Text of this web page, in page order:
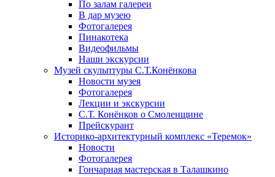
По залам галереи
В дар музею
Фотогалерея
Пинакотека
Видеофильмы
Наши экскурсии
Музей скульптуры С.Т.Конёнкова
Новости музея
Фотогалерея
Лекции и экскурсии
С.Т. Конёнков о Смоленщине
Прейскурант
Историко-архитектурный комплекс «Теремок»
Новости
Фотогалерея
Гончарная мастерская в Талашкино